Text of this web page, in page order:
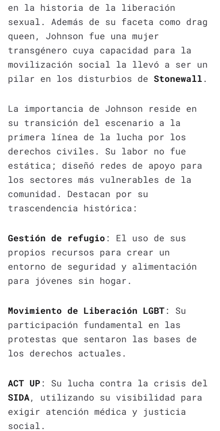
en la historia de la liberación
sexual. Además de su faceta como drag
queen, Johnson fue una mujer
transgénero cuya capacidad para la
movilización social la llevó a ser un
pilar en los disturbios de Stonewall .
La importancia de Johnson reside en
su transición del escenario a la
primera línea de la lucha por los
derechos civiles. Su labor no fue
estática; diseñó redes de apoyo para
los sectores más vulnerables de la
comunidad. Destacan por su
trascendencia histórica:
Gestión de refugio : El uso de sus
propios recursos para crear un
entorno de seguridad y alimentación
para jóvenes sin hogar.
Movimiento de Liberación LGBT : Su
participación fundamental en las
protestas que sentaron las bases de
los derechos actuales.
ACT UP : Su lucha contra la crisis del
SIDA, utilizando su visibilidad para
exigir atención médica y justicia
social.